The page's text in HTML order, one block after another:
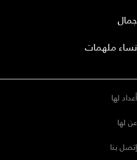
جمال
نساء ملهمات
أعداد لها
عن لها
إتصل بنا